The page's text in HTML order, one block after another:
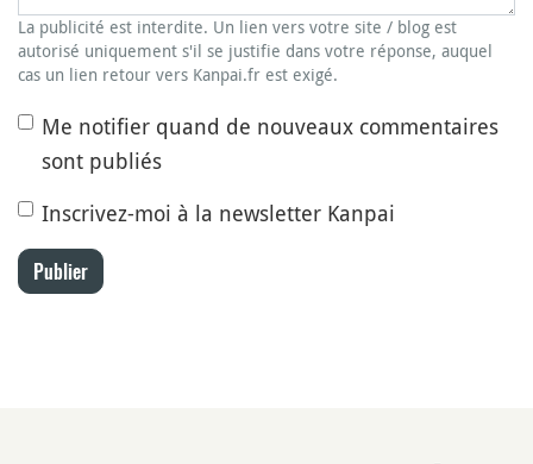
La publicité est interdite. Un lien vers votre site / blog est
autorisé uniquement s'il se justifie dans votre réponse, auquel
cas un lien retour vers Kanpai.fr est exigé.
Me notifier quand de nouveaux commentaires
sont publiés
Inscrivez-moi à la newsletter Kanpai
Publier